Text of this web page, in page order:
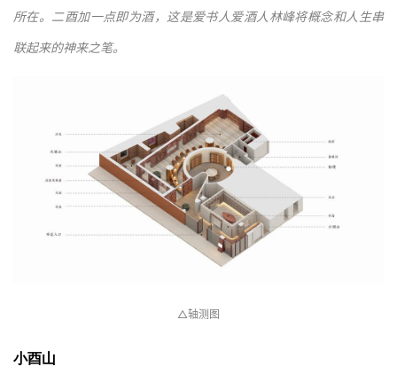
所在。二酉加一点即为酒，这是爱书人爱酒人林峰将概念和人生串
联起来的神来之笔。
△轴测图
小酉山